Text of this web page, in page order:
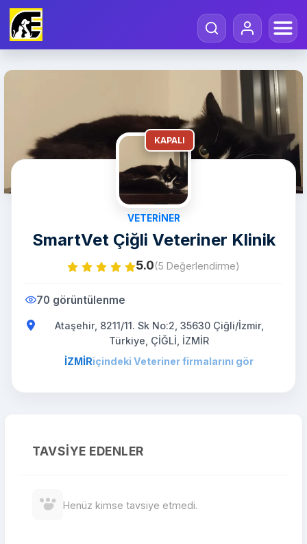
KAPALI
VETERINER
SmartVet Çiğli Veteriner Klinik
5.0(5 Değerlendirme)
70 görüntülenme
Ataşehir, 8211/11. Sk No:2, 35630 Çiğli/İzmir,
Türkiye, ÇİĞLİ, İZMİR
İZMİRiçindeki Veteriner firmalarını gör
TAVSIYE EDENLER
Henüz kimse tavsiye etmedi.